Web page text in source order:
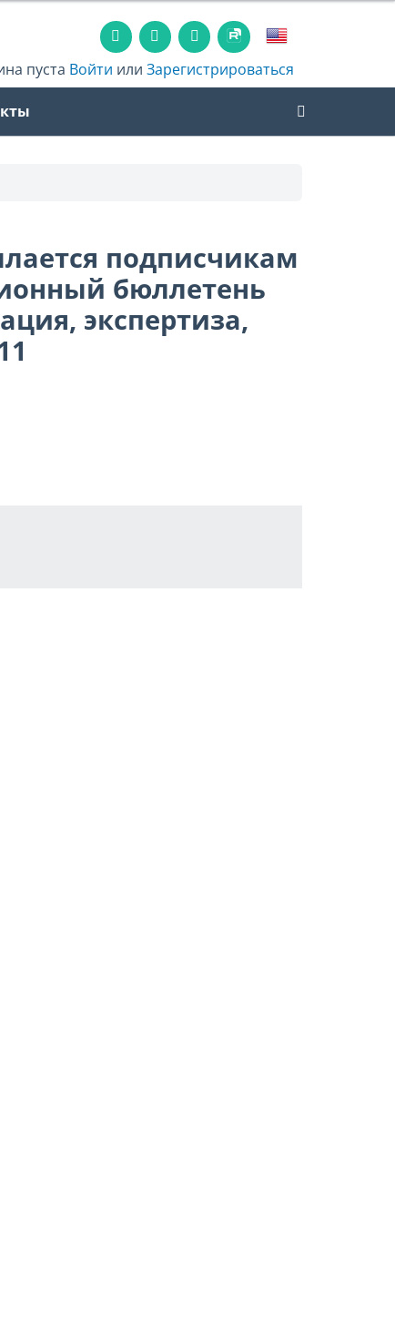
пуста Войти илиЗарегистрироваться
подписчикам
бюллетень
экспертиза,